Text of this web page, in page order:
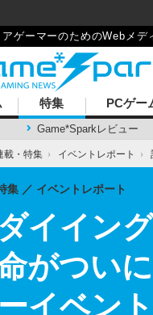
ゲーマーのためのWebメデ
特集
Game*Sparkレビュー
PCゲー
載・特集 › イベントレポート ›
ダイイン
がつい
イベン
集 イベントレポート